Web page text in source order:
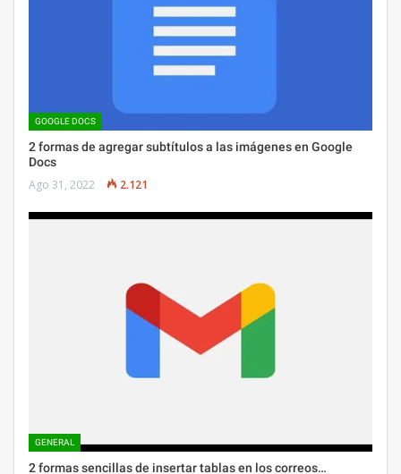
GOOGLE DOCS
2 formas de agregar subtítulos a las imágenes en Google
Docs
Ago 31, 2022 2.121
GENERAL
2 formas sencillas de insertar tablas en los correos…